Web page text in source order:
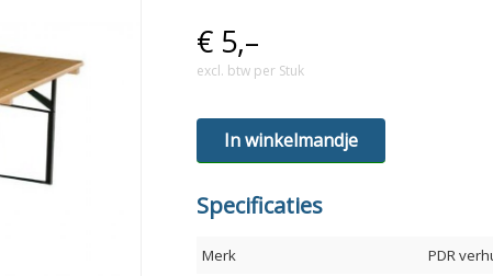
€ 5,–
excl. btw per Stuk
In winkelmandje
Specificaties
Merk
PDR